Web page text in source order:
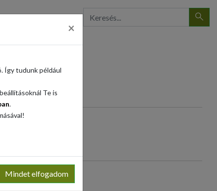
×
Így tudunk például
Te is
.
Mindet elfogadom